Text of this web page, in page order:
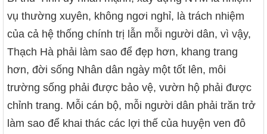
vụ thường xuyên, không ngơi nghỉ, là trách nhiệm
của cả hệ thống chính trị lẫn mỗi người dân, vì vậy,
Thạch Hà phải làm sao để đẹp hơn, khang trang
hơn, đời sống Nhân dân ngày một tốt lên, môi
trường sống phải được bảo vệ, vườn hộ phải được
chỉnh trang. Mỗi cán bộ, mỗi người dân phải trăn trở
làm sao để khai thác các lợi thế của huyện ven đô